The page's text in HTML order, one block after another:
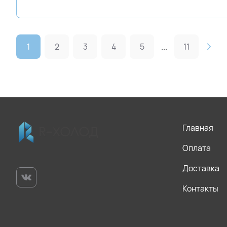
1 2 3 4 5 ... 11
Главная
Оплата
Доставка
Контакты